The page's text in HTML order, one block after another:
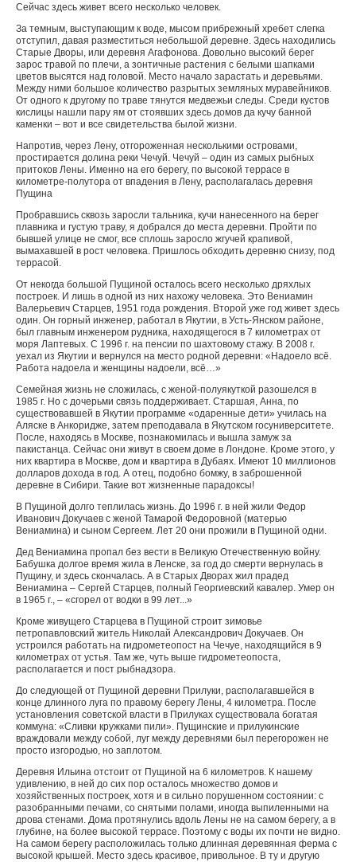
Сейчас здесь живет всего несколько человек.
За темным, выступающим к воде, мысом прибрежный хребет слегка
отступил, давая разместиться небольшой деревне. Здесь находились
Старые Дворы, или деревня Агафонова. Довольно высокий берег
зарос травой по плечи, а зонтичные растения с белыми шапками
цветов высятся над головой. Место начало зарастать и деревьями.
Между ними большое количество разрытых земляных муравейников.
От одного к другому по траве тянутся медвежьи следы. Среди кустов
кислицы нашли пару ям от стоявших здесь домов да кучу банной
каменки – вот и все свидетельства былой жизни.
Напротив, через Лену, отгороженная несколькими островами,
простирается долина реки Чечуй. Чечуй – один из самых рыбных
притоков Лены. Именно на его берегу, по высокой террасе в
километре-полутора от впадения в Лену, располагалась деревня
Пущина
Пробравшись сквозь заросли тальника, кучи нанесенного на берег
плавника и густую траву, я добрался до места деревни. Пройти по
бывшей улице не смог, все сплошь заросло жгучей крапивой,
вымахавшей в рост человека. Пришлось обходить деревню снизу, под
террасой.
От некогда большой Пущиной осталось всего несколько дряхлых
построек. И лишь в одной из них нахожу человека. Это Вениамин
Валерьевич Старцев, 1951 года рождения. Второй уже год живет здесь
один. Он горный инженер, работал в Якутии, в Усть-Янском районе,
был главным инженером рудника, находящегося в 7 километрах от
моря Лаптевых. С 1996 г. на пенсии по шахтовому стажу. В 2008 г.
уехал из Якутии и вернулся на место родной деревни: «Надоело всё.
Работа надоела и женщины надоели, всё…»
Семейная жизнь не сложилась, с женой-полуякуткой разошелся в
1985 г. Но с дочерьми связь поддерживает. Старшая, Анна, по
существовавшей в Якутии программе «одаренные дети» училась на
Аляске в Анкоридже, затем преподавала в Якутском госуниверситете.
После, находясь в Москве, познакомилась и вышла замуж за
пакистанца. Сейчас они живут в своем доме в Лондоне. Кроме этого, у
них квартира в Москве, дом и квартира в Дубаях. Имеют 10 миллионов
долларов дохода в год. А отец, подобно бомжу, в заброшенной
деревне в Сибири. Такие вот жизненные парадоксы!
В Пущиной долго теплилась жизнь. До 1996 г. в ней жили Федор
Иванович Докучаев с женой Тамарой Федоровной (матерью
Вениамина) и сыном Сергеем. Лет 20 они прожили в Пущиной одни.
Дед Вениамина пропал без вести в Великую Отечественную войну.
Бабушка долгое время жила в Ленске, за год до смерти вернулась в
Пущину, и здесь скончалась. А в Старых Дворах жил прадед
Вениамина – Сергей Старцев, полный Георгиевский кавалер. Умер он
в 1965 г., – «сгорел от водки в 99 лет...»
Кроме живущего Старцева в Пущиной строит зимовье
петропавловский житель Николай Александрович Докучаев. Он
устроился работать на гидрометеопост на Чечуе, находящийся в 9
километрах от устья. Там же, чуть выше гидрометеопоста,
располагается и пост рыбнадзора.
До следующей от Пущиной деревни Прилуки, располагавшейся в
конце длинного луга по правому берегу Лены, 4 километра. После
установления советской власти в Прилуках существовала богатая
коммуна: «Сливки кружками пили». Пущинские и прилукинские
враждовали между собой, луг между деревнями был перегорожен не
просто изгородью, но заплотом.
Деревня Ильина отстоит от Пущиной на 6 километров. К нашему
удивлению, в ней до сих пор осталось множество домов и
хозяйственных построек, хотя и в сильно порушенном состоянии: с
разобранными печами, со снятыми полами, иногда выпиленными на
дрова стенами. Дома протянулись вдоль Лены не на самом берегу, а в
глубине, на более высокой террасе. Поэтому с воды их почти не видно.
На самом берегу расположилась только длинная деревянная ферма с
высокой крышей. Место здесь красивое, привольное. В ту и другую